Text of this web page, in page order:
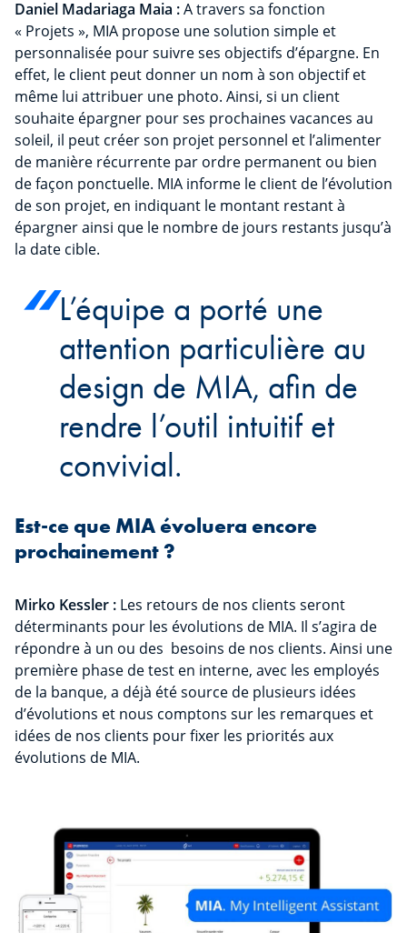
Daniel Madariaga Maia :A travers sa fonction
« Projets », MIA propose une solution simple et
personnalisée pour suivre ses objectifs d’épargne. En
effet, le client peut donner un nom à son objectif et
même lui attribuer une photo. Ainsi, si un client
souhaite épargner pour ses prochaines vacances au
soleil, il peut créer son projet personnel et l’alimenter
de manière récurrente par ordre permanent ou bien
de façon ponctuelle. MIA informe le client de l’évolution
de son projet, en indiquant le montant restant à
épargner ainsi que le nombre de jours restants jusqu’à
la date cible.
L’équipe a porté une
attention particulière au
design de MIA, afin de
rendre l’outil intuitif et
convivial.
Est-ce que MIA évoluera encore
prochainement ?
Mirko Kessler : Les retours de nos clients seront
déterminants pour les évolutions de MIA. Il s’agira de
répondre à un ou des besoins de nos clients. Ainsi une
première phase de test en interne, avec les employés
de la banque, a déjà été source de plusieurs idées
d’évolutions et nous comptons sur les remarques et
idées de nos clients pour fixer les priorités aux
évolutions de MIA.